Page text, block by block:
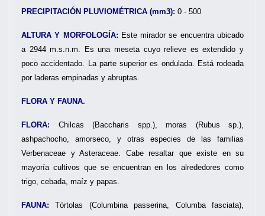
PRECIPITACIÓN PLUVIOMÉTRICA (mm3): 0 - 500
ALTURA Y MORFOLOGÍA: Este mirador se encuentra ubicado
a 2944 m.s.n.m. Es una meseta cuyo relieve es extendido y
poco accidentado. La parte superior es ondulada. Está rodeada
por laderas empinadas y abruptas.
FLORA Y FAUNA.
FLORA: Chilcas (Baccharis spp.), moras (Rubus sp.),
ashpachocho, amorseco, y otras especies de las familias
Verbenaceae y Asteraceae. Cabe resaltar que existe en su
mayoría cultivos que se encuentran en los alrededores como
trigo, cebada, maíz y papas.
FAUNA: Tórtolas (Columbina passerina, Columba fasciata),